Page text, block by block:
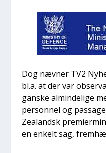
Dog næv­ner TV2
bl.a. at der var
gan­ske almin­de­li­ge
per­son­nel og
Zealand­sk
en enkelt sag,